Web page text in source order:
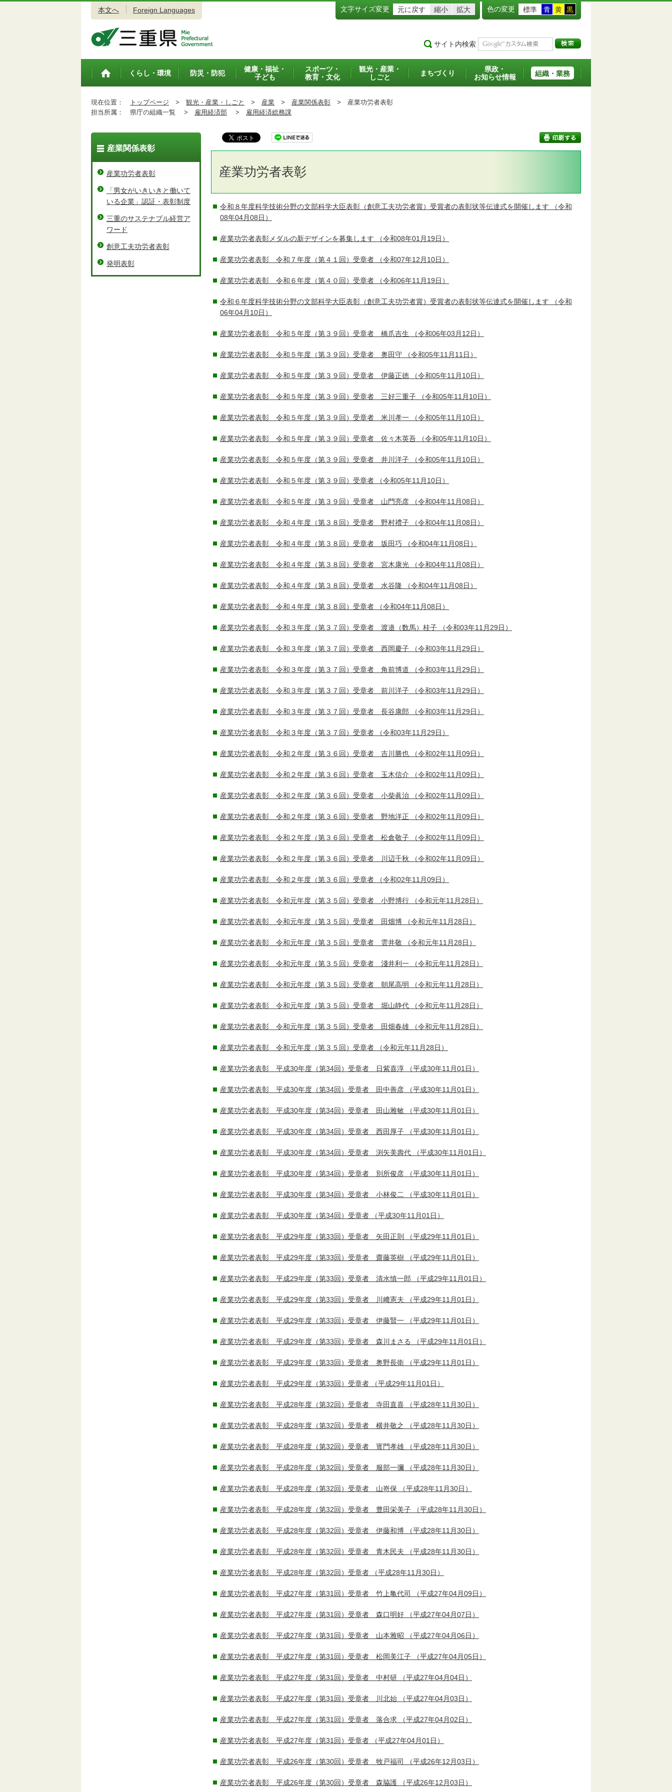
本文へ Foreign Languages 文字サイズ変更 元に戻す 縮小 拡大 色の変更 標準 青 黄 黒
サイト内検索
トップペ
くらし・環境 防災・防犯
健康・福祉・
子ども
スポーツ・
教育・文化
観光・産業・
しごと
まちづくり
県政・
お知らせ情報
組織・業務
現在位置： トップページ > 観光・産業・しごと > 産業 > 産業関係表彰 > 産業功労者表彰
担当所属：
県庁の組織一覧 > 雇用経済部 > 雇用経済総務課
産業功労者表彰
令和８年度科学技術分野の文部科学大臣表彰（創意工夫功労者賞）受賞者の表彰状等伝達式を開催します （令和
08年04月08日）
産業功労者表彰メダルの新デザインを募集します （令和08年01月19日）
産業功労者表彰 令和７年度（第４１回）受章者 （令和07年12月10日）
産業功労者表彰 令和６年度（第４０回）受章者 （令和06年11月19日）
令和６年度科学技術分野の文部科学大臣表彰（創意工夫功労者賞）受賞者の表彰状等伝達式を開催します （令和
06年04月10日）
産業功労者表彰 令和５年度（第３９回）受章者 橋爪吉生 （令和06年03月12日）
産業功労者表彰 令和５年度（第３９回）受章者 奥田守 （令和05年11月11日）
産業功労者表彰 令和５年度（第３９回）受章者 伊藤正徳 （令和05年11月10日）
産業功労者表彰 令和５年度（第３９回）受章者 三好三重子 （令和05年11月10日）
産業功労者表彰 令和５年度（第３９回）受章者 米川孝一 （令和05年11月10日）
産業功労者表彰 令和５年度（第３９回）受章者 佐々木英吾 （令和05年11月10日）
産業功労者表彰 令和５年度（第３９回）受章者 井川洋子 （令和05年11月10日）
産業功労者表彰 令和５年度（第３９回）受章者 （令和05年11月10日）
産業功労者表彰 令和５年度（第３９回）受章者 山門亮彦 （令和04年11月08日）
産業功労者表彰 令和４年度（第３８回）受章者 野村禮子 （令和04年11月08日）
産業功労者表彰 令和４年度（第３８回）受章者 坂田巧 （令和04年11月08日）
産業功労者表彰 令和４年度（第３８回）受章者 宮木康光 （令和04年11月08日）
産業功労者表彰 令和４年度（第３８回）受章者 水谷隆 （令和04年11月08日）
産業功労者表彰 令和４年度（第３８回）受章者 （令和04年11月08日）
産業功労者表彰 令和３年度（第３７回）受章者 渡邉（数馬）桂子 （令和03年11月29日）
産業功労者表彰 令和３年度（第３７回）受章者 西岡慶子 （令和03年11月29日）
産業功労者表彰 令和３年度（第３７回）受章者 角前博道 （令和03年11月29日）
産業功労者表彰 令和３年度（第３７回）受章者 前川洋子 （令和03年11月29日）
産業功労者表彰 令和３年度（第３７回）受章者 長谷康郎 （令和03年11月29日）
産業功労者表彰 令和３年度（第３７回）受章者 （令和03年11月29日）
産業功労者表彰 令和２年度（第３６回）受章者 吉川勝也 （令和02年11月09日）
産業功労者表彰 令和２年度（第３６回）受章者 玉木信介 （令和02年11月09日）
産業功労者表彰 令和２年度（第３６回）受章者 小柴眞治 （令和02年11月09日）
産業功労者表彰 令和２年度（第３６回）受章者 野地洋正 （令和02年11月09日）
産業功労者表彰 令和２年度（第３６回）受章者 松倉敬子 （令和02年11月09日）
産業功労者表彰 令和２年度（第３６回）受章者 川辺千秋 （令和02年11月09日）
産業功労者表彰 令和２年度（第３６回）受章者 （令和02年11月09日）
産業功労者表彰 令和元年度（第３５回）受章者 小野博行 （令和元年11月28日）
産業功労者表彰 令和元年度（第３５回）受章者 田畑博 （令和元年11月28日）
産業功労者表彰 令和元年度（第３５回）受章者 雲井敬 （令和元年11月28日）
産業功労者表彰 令和元年度（第３５回）受章者 淺井利一 （令和元年11月28日）
産業功労者表彰 令和元年度（第３５回）受章者 朝尾高明 （令和元年11月28日）
産業功労者表彰 令和元年度（第３５回）受章者 堀山静代 （令和元年11月28日）
産業功労者表彰 令和元年度（第３５回）受章者 田畑春雄 （令和元年11月28日）
産業功労者表彰 令和元年度（第３５回）受章者 （令和元年11月28日）
産業功労者表彰 平成30年度（第34回）受章者 日紫喜淳 （平成30年11月01日）
産業功労者表彰 平成30年度（第34回）受章者 田中善彦 （平成30年11月01日）
産業功労者表彰 平成30年度（第34回）受章者 田山雅敏 （平成30年11月01日）
産業功労者表彰 平成30年度（第34回）受章者 西田厚子 （平成30年11月01日）
産業功労者表彰 平成30年度（第34回）受章者 渕矢美壽代 （平成30年11月01日）
産業功労者表彰 平成30年度（第34回）受章者 別所俊彦 （平成30年11月01日）
産業功労者表彰 平成30年度（第34回）受章者 小林俊二 （平成30年11月01日）
産業功労者表彰 平成30年度（第34回）受章者 （平成30年11月01日）
産業功労者表彰 平成29年度（第33回）受章者 矢田正則 （平成29年11月01日）
産業功労者表彰 平成29年度（第33回）受章者 齋藤英樹 （平成29年11月01日）
産業功労者表彰 平成29年度（第33回）受章者 清水慎一郎 （平成29年11月01日）
産業功労者表彰 平成29年度（第33回）受章者 川﨑憲夫 （平成29年11月01日）
産業功労者表彰 平成29年度（第33回）受章者 伊藤賢一 （平成29年11月01日）
産業功労者表彰 平成29年度（第33回）受章者 森川まさる （平成29年11月01日）
産業功労者表彰 平成29年度（第33回）受章者 奥野長衛 （平成29年11月01日）
産業功労者表彰 平成29年度（第33回）受章者 （平成29年11月01日）
産業功労者表彰 平成28年度（第32回）受章者 寺田直喜 （平成28年11月30日）
産業功労者表彰 平成28年度（第32回）受章者 横井敬之 （平成28年11月30日）
産業功労者表彰 平成28年度（第32回）受章者 寳門孝雄 （平成28年11月30日）
産業功労者表彰 平成28年度（第32回）受章者 服部一彌 （平成28年11月30日）
産業功労者表彰 平成28年度（第32回）受章者 山嵜保 （平成28年11月30日）
産業功労者表彰 平成28年度（第32回）受章者 豊田栄美子 （平成28年11月30日）
産業功労者表彰 平成28年度（第32回）受章者 伊藤和博 （平成28年11月30日）
産業功労者表彰 平成28年度（第32回）受章者 青木民夫 （平成28年11月30日）
産業功労者表彰 平成28年度（第32回）受章者 （平成28年11月30日）
産業功労者表彰 平成27年度（第31回）受章者 竹上亀代司 （平成27年04月09日）
産業功労者表彰 平成27年度（第31回）受章者 森口明好 （平成27年04月07日）
産業功労者表彰 平成27年度（第31回）受章者 山本雅昭 （平成27年04月06日）
産業功労者表彰 平成27年度（第31回）受章者 松岡美江子 （平成27年04月05日）
産業功労者表彰 平成27年度（第31回）受章者 中村研 （平成27年04月04日）
産業功労者表彰 平成27年度（第31回）受章者 川北始 （平成27年04月03日）
産業功労者表彰 平成27年度（第31回）受章者 落合求 （平成27年04月02日）
産業功労者表彰 平成27年度（第31回）受章者 （平成27年04月01日）
産業功労者表彰 平成26年度（第30回）受章者 牧戸福司 （平成26年12月03日）
産業功労者表彰 平成26年度（第30回）受章者 森脇護 （平成26年12月03日）
産業関係表彰
産業功労者表彰
「男女がいきいきと働いて
いる企業」認証・表彰制度
三重のサステナブル経営ア
ワード
創意工夫功労者表彰
発明表彰